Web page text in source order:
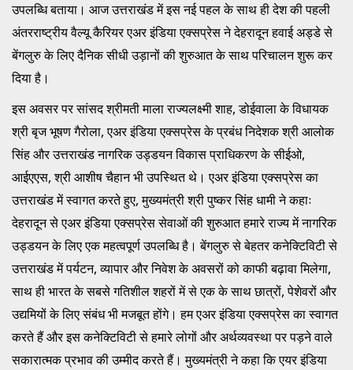
उपलब्धि बताया। आज उत्तराखंड में इस नई पहल के साथ ही देश की पहली
अंतरराष्ट्रीय वैल्यू कैरियर एअर इंडिया एक्सप्रेस ने देहरादून हवाई अड्डे से
बेंगलुरु के लिए दैनिक सीधी उड़ानों की शुरुआत के साथ परिचालन शुरू कर
दिया है।
इस अवसर पर सांसद श्रीमती माला राज्यलक्ष्मी शाह, डोईवाला के विधायक
श्री बृज भूषण गैरोला, एअर इंडिया एक्सप्रेस के प्रबंध निदेशक श्री आलोक
सिंह और उत्तराखंड नागरिक उड्डयन विकास प्राधिकरण के सीईओ,
आईएएस, श्री आशीष चैहान भी उपस्थित थे। एअर इंडिया एक्सप्रेस का
उत्तराखंड में स्वागत करते हुए, मुख्यमंत्री श्री पुष्कर सिंह धामी ने कहाः
देहरादून से एअर इंडिया एक्सप्रेस सेवाओं की शुरुआत हमारे राज्य में नागरिक
उड्डयन के लिए एक महत्वपूर्ण उपलब्धि है। बेंगलुरु से बेहतर कनेक्टिविटी से
उत्तराखंड में पर्यटन, व्यापार और निवेश के अवसरों को काफी बढ़ावा मिलेगा,
साथ ही भारत के सबसे गतिशील शहरों में से एक के साथ छात्रों, पेशेवरों और
उद्यमियों के लिए संबंध भी मजबूत होंगे। हम एअर इंडिया एक्सप्रेस का स्वागत
करते हैं और इस कनेक्टिविटी से हमारे लोगों और अर्थव्यवस्था पर पड़ने वाले
सकारात्मक प्रभाव की उम्मीद करते हैं। मुख्यमंत्री ने कहा कि एयर इंडिया